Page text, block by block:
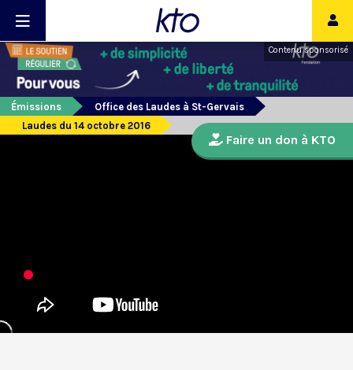
Contenu sponsorisé
Émissions
Office des Laudes à St-Gervais
Laudes du 14 octobre 2016
Faire un don à KTO